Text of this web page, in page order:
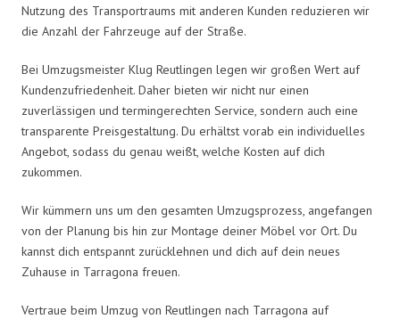
Nutzung des Transportraums mit anderen Kunden reduzieren wir
die Anzahl der Fahrzeuge auf der Straße.
Bei Umzugsmeister Klug Reutlingen legen wir großen Wert auf
Kundenzufriedenheit. Daher bieten wir nicht nur einen
zuverlässigen und termingerechten Service, sondern auch eine
transparente Preisgestaltung. Du erhältst vorab ein individuelles
Angebot, sodass du genau weißt, welche Kosten auf dich
zukommen.
Wir kümmern uns um den gesamten Umzugsprozess, angefangen
von der Planung bis hin zur Montage deiner Möbel vor Ort. Du
kannst dich entspannt zurücklehnen und dich auf dein neues
Zuhause in Tarragona freuen.
Vertraue beim Umzug von Reutlingen nach Tarragona auf